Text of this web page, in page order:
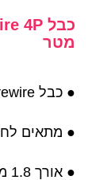
מטר
● כבל Firewire חיבור 4 פינים ל- 4 פינים.
● מתאים
● אורך 1.8 מטר.